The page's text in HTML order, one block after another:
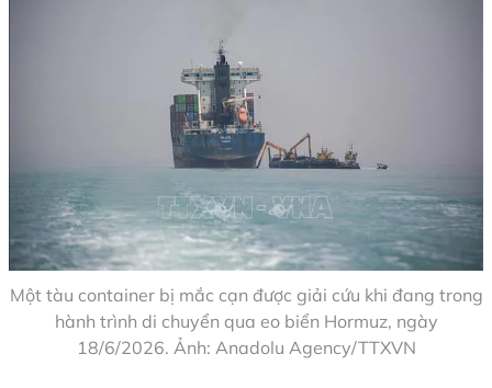
Một tàu container bị mắc cạn được giải cứu khi đang trong
hành trình di chuyển qua eo biển Hormuz, ngày
18/6/2026. Ảnh: Anadolu Agency/TTXVN